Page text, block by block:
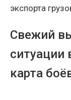
экспорта
Свежий
ситуации
карта